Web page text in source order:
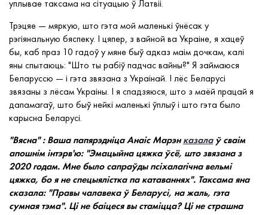
уплывае таксама на сітуацыю ў Латвіі.
Трэцяе — мяркую, што гэта мой маленькі ўнёсак у
рэгіянальную бяспеку. І цяпер, з вайной ва Украіне, я хацеў
бы, каб праз 10 гадоў у мяне быў адказ маім дочкам, калі
яны спытаюць: "Што ты рабіў падчас вайны?" Я займаюся
Беларуссю — і гэта звязана з Украінай. І лёс Беларусі
звязаны з лёсам Украіны. І я спадзяюся, што з маёй працай я
дапамагаў, што быў нейкі маленькі ўплыў і што гэта было
карысна Беларусі.
"Вясна" : Ваша папярэдніца Анаіс Марэнказалаў сваім
апошнім інтэрв'ю: "Эмацыйна цяжка ўсё, што звязана з
2020 годам. Мне было сапраўды псіхалагічна вельмі
цяжка, бо я не спецыялістка па катаваннях". Таксама яна
сказала: "Правы чалавека ў Беларусі, на жаль, гэта
сумная тэма". Ці не баіцеся вы стаміцца? Ці не страшна